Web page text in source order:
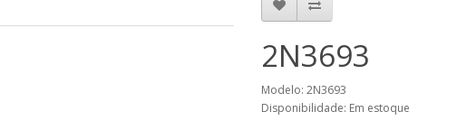
2N3693
Modelo: 2N3693
Disponibilidade: Em estoque